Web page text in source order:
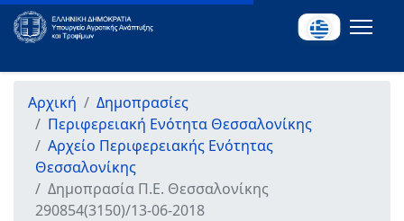
Αρχική
Δημοπρασίες
Περιφερειακή Ενότητα Θεσσαλονίκης
Αρχείο Περιφερειακής Ενότητας
Θεσσαλονίκης
Δημοπρασία Π.Ε. Θεσσαλονίκης
290854(3150)/13-06-2018